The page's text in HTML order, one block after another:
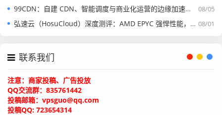
苏州数据中心(机柜)
产品 价格
单线整柜/42U/2
0A
100
M
08/05
99CDN：自建 CDN、智能调度与商业化运营的边缘加速平台
08/01
弘速云（HosuCloud）深度测评：AMD EPYC 强悍性能，拼团价真香！
联系我们
注意：商家投稿、广告投放
QQ交流群：835761442
投稿邮箱：vpsguo@qq.com
投稿QQ: 723654314